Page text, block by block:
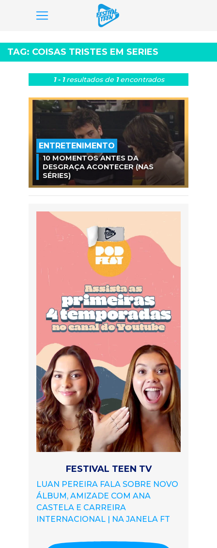
para
o
conteúdo
TAG: COISAS TRISTES EM SERIES
1 - 1resultados de 1encontrados
ENTRETENIMENTO
10 MOMENTOS ANTES DA
DESGRAÇA ACONTECER (NAS
SÉRIES)
FESTIVAL TEEN TV
LUAN PEREIRA FALA SOBRE NOVO
ÁLBUM, AMIZADE COM ANA
CASTELA E CARREIRA
INTERNACIONAL | NA JANELA FT